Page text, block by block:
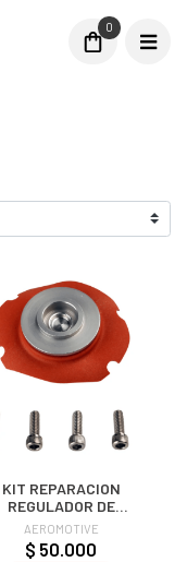
0
KIT REPARACION
REGULADOR DE
COMBUSTIBLE |
AEROMOTIVE
AEROMOTIVE
$ 50.000